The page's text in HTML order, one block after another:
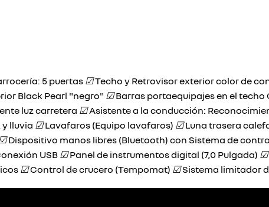
5 puertas ☑Techo y Retrovisor exterior color de
Black Pearl "negro" ☑Barras portaequipajes en el techo
luz carretera ☑Asistente a la conducción:
y lluvia ☑Lavafaros (Equipo lavafaros) ☑Luna trasera
Dispositivo manos libres (Bluetooth) con Sistema de
USB ☑Panel de instrumentos digital (7,0 Pulgada) ☑
☑Control de crucero (Tempomat) ☑Sistema limitador